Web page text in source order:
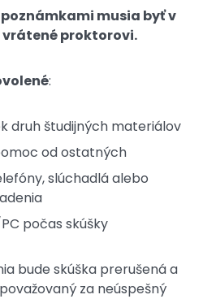
musia byť v
proktorovi.
:
druh študijných materiálov
od ostatných
slúchadlá alebo
počas skúšky
bude skúška prerušená a
za neúspešný